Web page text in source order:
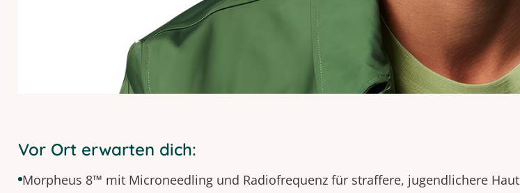
Vor Ort erwarten dich:
Morpheus 8™ mit Microneedling und Radiofrequenz für straffere, jugendlichere Haut